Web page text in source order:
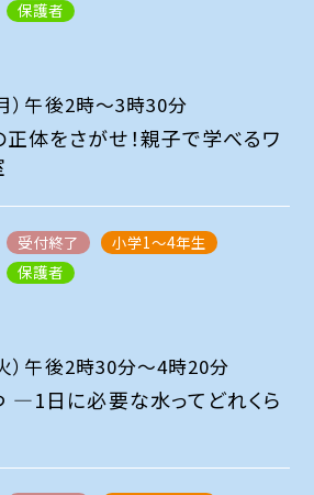
保護者
）午後2時～3時30分
体をさがせ！親子で学べるワ
受付終了
小学1～4年生
保護者
）午後2時30分～4時20分
―1日に必要な水ってどれくら